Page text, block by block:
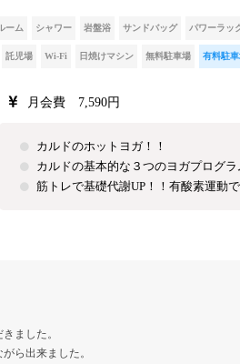
ーム シャワー 岩盤浴 サンドバッグ パワーラッ
託児場 Wi-Fi 日焼けマシン 無料駐車場 有料駐
月会費 7,590円
カルドのホットヨガ！！
カルドの基本的な３つのヨガプログラ
筋トレで基礎代謝UP！！有酸素運動
ました。
ら出来ました。